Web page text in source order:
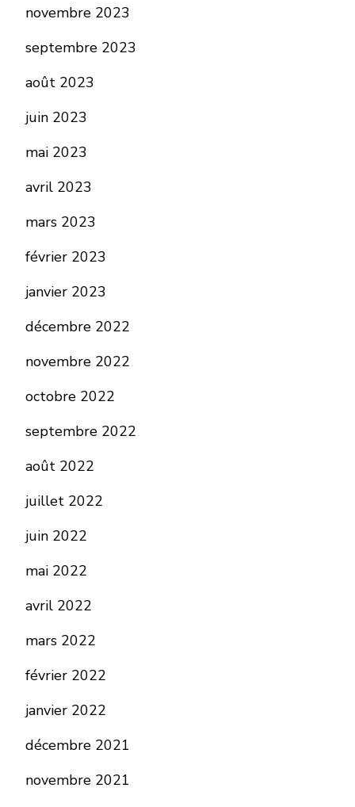
novembre 2023
septembre 2023
août 2023
juin 2023
mai 2023
avril 2023
mars 2023
février 2023
janvier 2023
décembre 2022
novembre 2022
octobre 2022
septembre 2022
août 2022
juillet 2022
juin 2022
mai 2022
avril 2022
mars 2022
février 2022
janvier 2022
décembre 2021
novembre 2021